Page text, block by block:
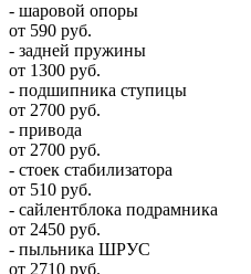
- шаровой опоры
от 590 руб.
- задней пружины
от 1300 руб.
- подшипника ступицы
от 2700 руб.
- привода
от 2700 руб.
- стоек стабилизатора
от 510 руб.
- сайлентблока подрамника
от 2450 руб.
- пыльника ШРУС
от 2710 руб.